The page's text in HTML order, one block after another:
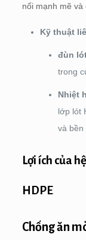
nối mạnh mẽ và
Kỹ thuật
đùn
trong
Nhiệt
lớp lót
và bền
Lợi ích của
HDPE
Chống ăn